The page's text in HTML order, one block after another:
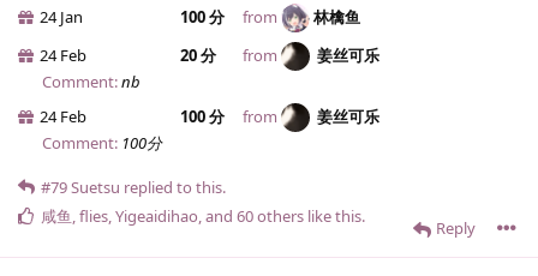
24 Jan
100 分 from
林檎鱼
24 Feb
20 分 from
姜丝可乐
Comment:nb
24 Feb
100 分 from
姜丝可乐
Comment: 100分
Reply
#79Suetsu replied to this.
咸鱼,flies,Yigeaidihao, and 60others like this.